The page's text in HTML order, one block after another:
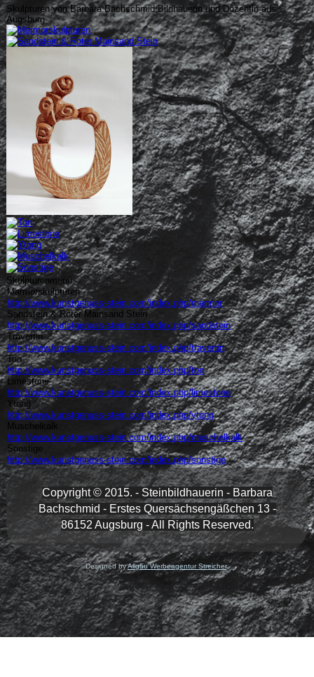
Skulpturen von Barbara Bachschmid Bildhauerin und Dozentin aus
Augsburg
Skulpturenmenü
Marmorskulpturen
http://www.kunstgenuss-stein.com/index.php/marmor
Sandstein & Roter Mainsand Stein
http://www.kunstgenuss-stein.com/index.php/sandstein
Travertin
http://www.kunstgenuss-stein.com/index.php/travertin
Ton
http://www.kunstgenuss-stein.com/index.php/ton
Limestone
http://www.kunstgenuss-stein.com/index.php/limestone
Ytong
http://www.kunstgenuss-stein.com/index.php/ytong
Muschelkalk
http://www.kunstgenuss-stein.com/index.php/muschelkalk
Sonstige
http://www.kunstgenuss-stein.com/index.php/sonstige
Copyright © 2015. - Steinbildhauerin - Barbara
Bachschmid - ErstesQuersächsengäßchen 13 -
86152 Augsburg - All Rights Reserved.
Designed byAllgäu Werbeagentur Streicher.